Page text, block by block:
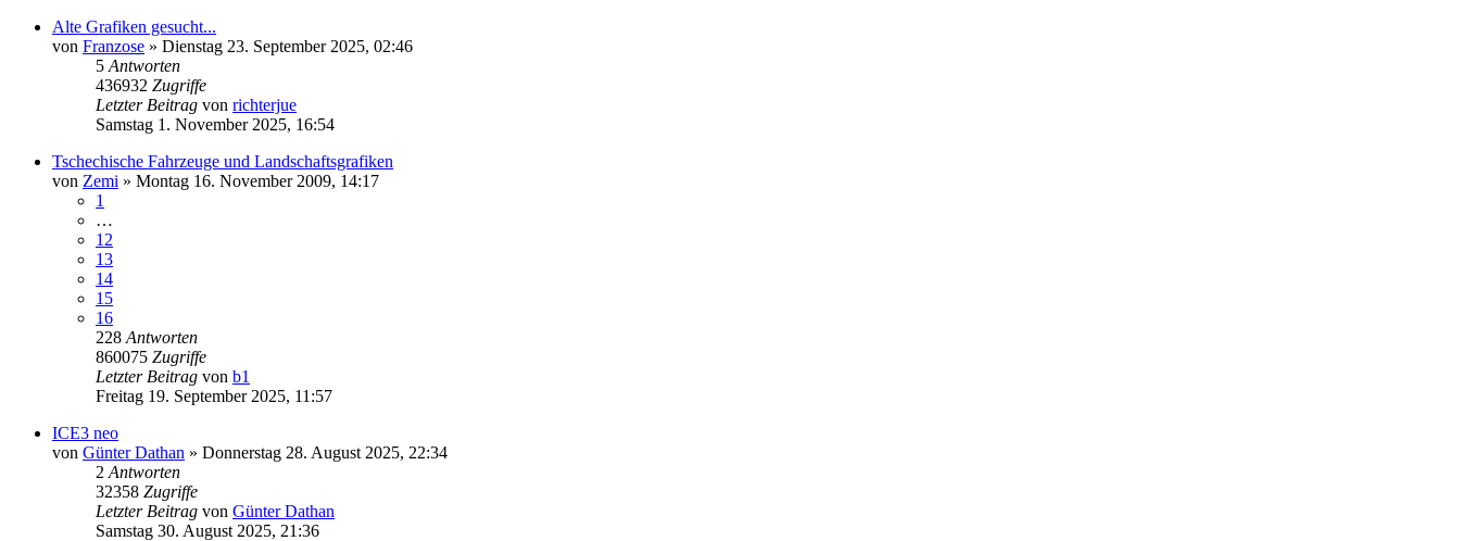
Alte Grafiken gesucht...
von Franzose » Dienstag 23. September 2025, 02:46
5 Antworten
436932 Zugriffe
Letzter Beitrag von richterjue
Samstag 1. November 2025, 16:54
Tschechische Fahrzeuge und Landschaftsgrafiken
von Zemi » Montag 16. November 2009, 14:17
1
…
12
13
14
15
16
228 Antworten
860075 Zugriffe
Letzter Beitrag von b1
Freitag 19. September 2025, 11:57
ICE3 neo
von Günter Dathan » Donnerstag 28. August 2025, 22:34
2 Antworten
32358 Zugriffe
Letzter Beitrag von Günter Dathan
Samstag 30. August 2025, 21:36